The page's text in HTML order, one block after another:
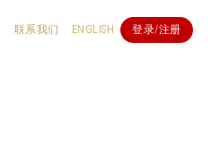
联系我们 ENGLISH 登录/注册